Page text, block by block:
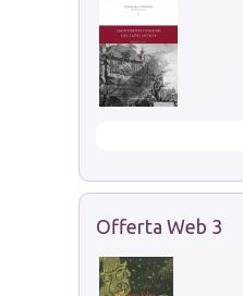
Offerta Web 3